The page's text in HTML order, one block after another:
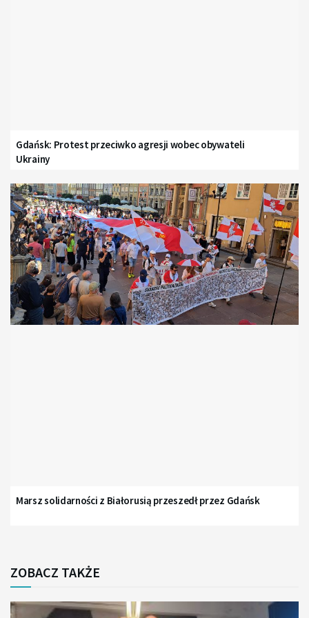
Gdańsk: Protest przeciwko agresji wobec obywateli
Ukrainy
Marsz solidarności z Białorusią przeszedł przez Gdańsk
ZOBACZ TAKŻE